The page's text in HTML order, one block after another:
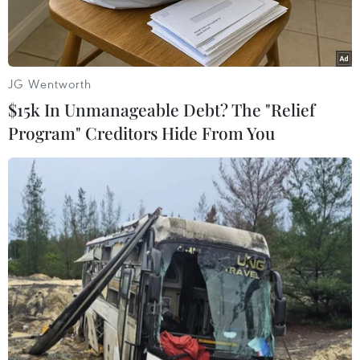
Đu đủ - “thực phẩm vàng” cho sức khỏe trong những ngày Hè
nắng nóng. (Ảnh: iStock)
Khi mùa Hè đến với ánh nắng Mặt trời rực rỡ và
nhiệt độ tăng cao, cơ thể bạn không chỉ cần giữ
mát bằng đồ uống lạnh mà còn cần đến những
thực phẩm lành mạnh giúp giải nhiệt, bù nước
và cung cấp năng lượng.
JG Wentworth
$15k In Unmanageable Debt? The "Relief
Program" Creditors Hide From You